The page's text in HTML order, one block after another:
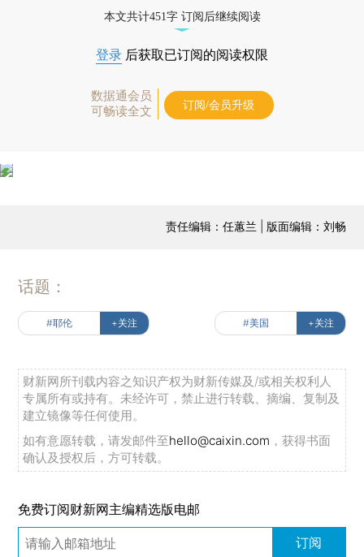
本文共计451字 订阅后继续阅读
登录 后获取已订阅的阅读权限
数据通会员
可畅读全文
订阅/会员升级
责任编辑：任蕙兰 | 版面编辑：刘畅
话题：
#耶伦 +关注 #美国 +关注
财新网所刊载内容之知识产权为财新传媒及/或相关权利人
专属所有或持有。未经许可，禁止进行转载、摘编、复制及
建立镜像等任何使用。
如有意愿转载，请发邮件至hello@caixin.com ，获得书面
确认及授权后，方可转载。
免费订阅财新网主编精选版电邮
订阅